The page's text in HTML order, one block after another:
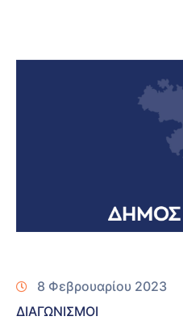
8 Φεβρουαρίου 2023
ΔΙΑΓΩΝΙΣΜΟΙ